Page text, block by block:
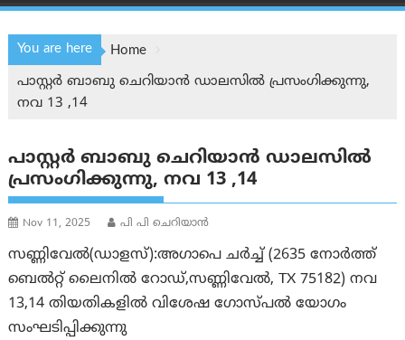
You are here
Home
പാസ്റ്റർ ബാബു ചെറിയാൻ ഡാലസിൽ പ്രസംഗിക്കുന്നു,
നവ 13 ,14
പാസ്റ്റർ ബാബു ചെറിയാൻ ഡാലസിൽ
പ്രസംഗിക്കുന്നു, നവ 13 ,14
Nov 11, 2025 പി പി ചെറിയാൻ
സണ്ണിവേൽ(ഡാളസ്):അഗാപെ ചർച്ച് (2635 നോർത്ത്
ബെൽറ്റ് ലൈനിൽ റോഡ്,സണ്ണിവേൽ, TX 75182) നവ
13,14 തിയതികളിൽ വിശേഷ ഗോസ്പൽ യോഗം
സംഘടിപ്പിക്കുന്നു